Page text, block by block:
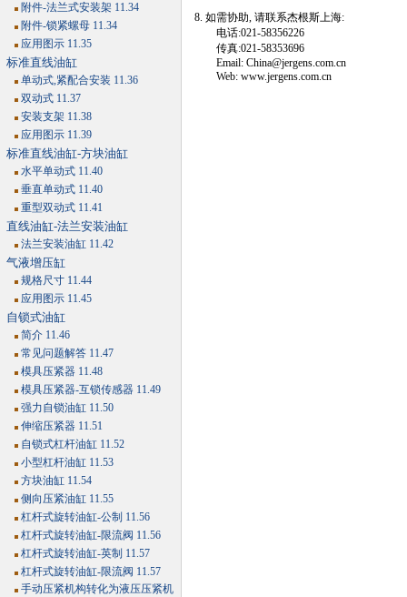
附件-法兰式安装架 11.34
附件-锁紧螺母 11.34
应用图示 11.35
标准直线油缸
单动式,紧配合安装 11.36
双动式 11.37
安装支架 11.38
应用图示 11.39
标准直线油缸-方块油缸
水平单动式 11.40
垂直单动式 11.40
重型双动式 11.41
直线油缸-法兰安装油缸
法兰安装油缸 11.42
气液增压缸
规格尺寸 11.44
应用图示 11.45
自锁式油缸
简介 11.46
常见问题解答 11.47
模具压紧器 11.48
模具压紧器-互锁传感器 11.49
强力自锁油缸 11.50
伸缩压紧器 11.51
自锁式杠杆油缸 11.52
小型杠杆油缸 11.53
方块油缸 11.54
侧向压紧油缸 11.55
杠杆式旋转油缸-公制 11.56
杠杆式旋转油缸-限流阀 11.56
杠杆式旋转油缸-英制 11.57
杠杆式旋转油缸-限流阀 11.57
手动压紧机构转化为液压压紧机
8. 如需协助, 请联系杰根斯上海:
电话:021-58356226
传真:021-58353696
Email: China@jergens.com.cn
Web: www.jergens.com.cn